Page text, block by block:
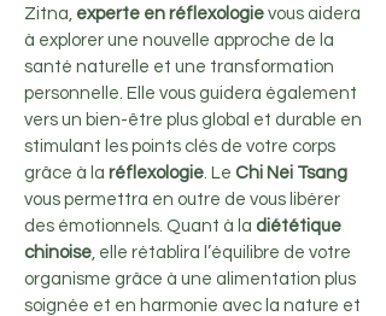
Zitna, experte en réflexologie vous aidera
à explorer une nouvelle approche de la
santé naturelle et une transformation
personnelle. Elle vous guidera également
vers un bien-être plus global et durable en
stimulant les points clés de votre corps
grâce à la réflexologie . Le Chi Nei Tsang
vous permettra en outre de vous libérer
des émotionnels. Quant à la diététique
chinoise , elle rétablira l’équilibre de votre
organisme grâce à une alimentation plus
soignée et en harmonie avec la nature et